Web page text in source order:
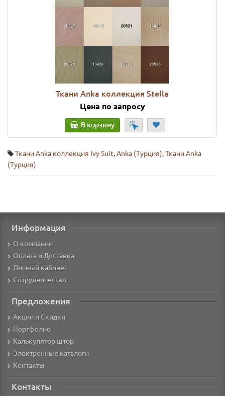
Ткани Anka коллекция Stella
Цена по запросу
В корзину
Ткани Anka коллекция Ivy Suit,Anka (Турция),Ткани Anka
(Турция)
Информация
О компании
Оплата и Доставка
Личный кабинет
Сотрудничество
Предложения
Акции и Скидки
Портфолио
Калькулятор штор
Электронные каталоги
Контакты
Контакты